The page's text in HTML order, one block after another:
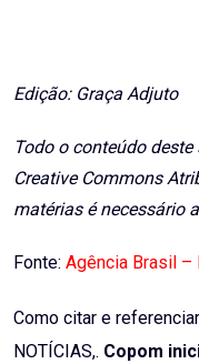
Edição: Graça Adjuto
Todo o conteúdo
Creative Commons
matérias é necessário
Fonte: Agência Brasil –
Como citar e
NOTÍCIAS,. Copom